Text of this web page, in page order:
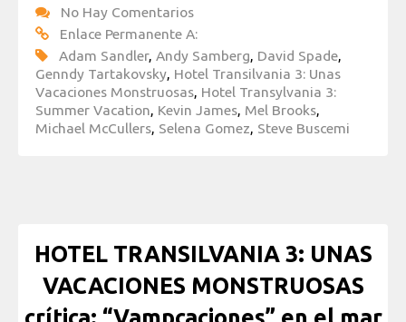
No Hay Comentarios
Enlace Permanente A:
Adam Sandler, Andy Samberg, David Spade,
Genndy Tartakovsky, Hotel Transilvania 3: Unas
Vacaciones Monstruosas, Hotel Transylvania 3:
Summer Vacation, Kevin James, Mel Brooks,
Michael McCullers, Selena Gomez, Steve Buscemi
HOTEL TRANSILVANIA 3: UNAS
VACACIONES MONSTRUOSAS